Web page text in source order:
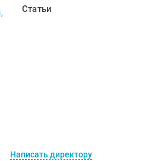
Статьи
Написать директору